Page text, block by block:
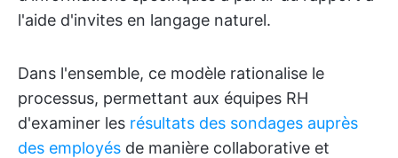
l'aide d'invites en langage naturel.
Dans l'ensemble, ce modèle rationalise le
processus, permettant aux équipes RH
d'examiner les résultats des sondages auprès
des employés de manière collaborative et